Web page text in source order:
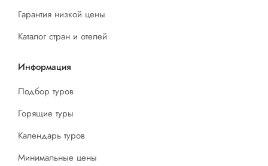
Гарантия низкой цены
Каталог стран и отелей
Информация
Подбор туров
Горящие туры
Календарь туров
Минимальные цены